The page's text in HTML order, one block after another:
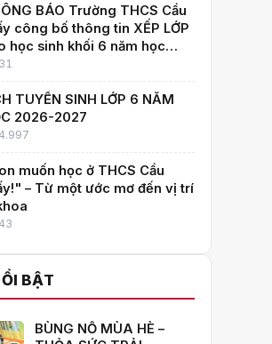
BÁO Trường THCS Cầu
công bố thông tin XẾP LỚP
học sinh khối 6 năm học
TUYỂN SINH LỚP 6 NĂM
2026-2027
muốn học ở THCS Cầu
– Từ một ước mơ đến vị trí
BẬT
BÙNG NỔ MÙA HÈ –